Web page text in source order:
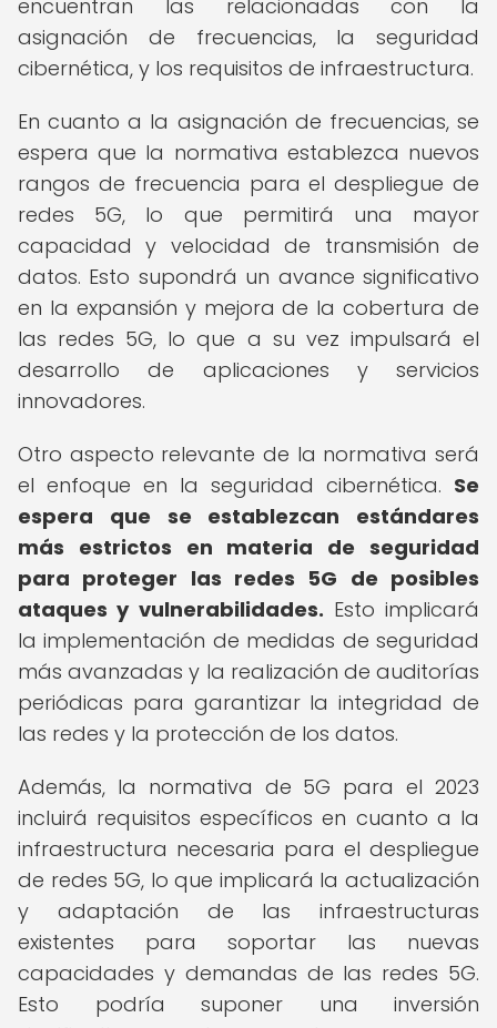
encuentran las relacionadas con la
asignación de frecuencias, la seguridad
cibernética, y los requisitos de infraestructura.
En cuanto a la asignación de frecuencias, se
espera que la normativa establezca nuevos
rangos de frecuencia para el despliegue de
redes 5G, lo que permitirá una mayor
capacidad y velocidad de transmisión de
datos. Esto supondrá un avance significativo
en la expansión y mejora de la cobertura de
las redes 5G, lo que a su vez impulsará el
desarrollo de aplicaciones y servicios
innovadores.
Otro aspecto relevante de la normativa será
el enfoque en la seguridad cibernética. Se
espera que se establezcan estándares
más estrictos en materia de seguridad
para proteger las redes 5G de posibles
ataques y vulnerabilidades. Esto implicará
la implementación de medidas de seguridad
más avanzadas y la realización de auditorías
periódicas para garantizar la integridad de
las redes y la protección de los datos.
Además, la normativa de 5G para el 2023
incluirá requisitos específicos en cuanto a la
infraestructura necesaria para el despliegue
de redes 5G, lo que implicará la actualización
y adaptación de las infraestructuras
existentes para soportar las nuevas
capacidades y demandas de las redes 5G.
Esto podría suponer una inversión